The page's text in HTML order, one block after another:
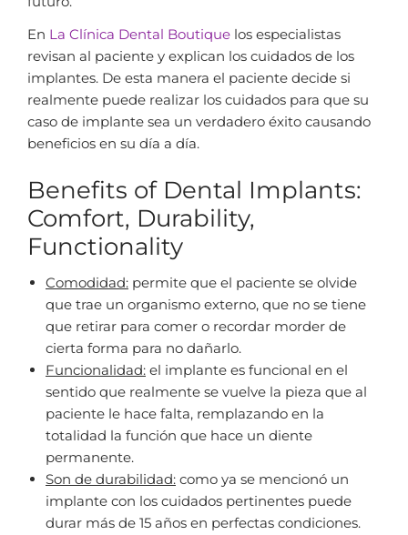
En La Clínica Dental Boutique los especialistas
revisan al paciente y explican los cuidados de los
implantes. De esta manera el paciente decide si
realmente puede realizar los cuidados para que su
caso de implante sea un verdadero éxito causando
beneficios en su día a día.
Benefits of Dental Implants:
Comfort, Durability,
Functionality
Comodidad: permite que el paciente se olvide
que trae un organismo externo, que no se tiene
que retirar para comer o recordar morder de
cierta forma para no dañarlo.
Funcionalidad: el implante es funcional en el
sentido que realmente se vuelve la pieza que al
paciente le hace falta, remplazando en la
totalidad la función que hace un diente
permanente.
Son de durabilidad: como ya se mencionó un
implante con los cuidados pertinentes puede
durar más de 15 años en perfectas condiciones.